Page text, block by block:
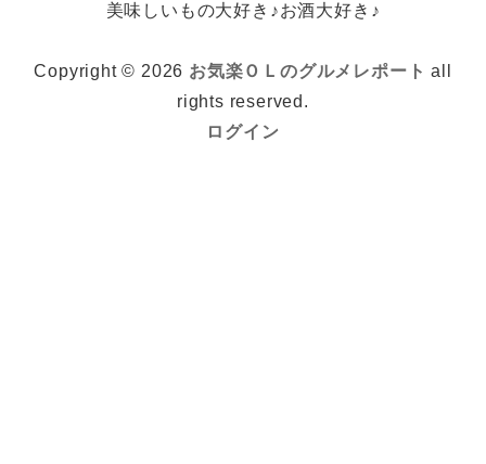
美味しいもの大好き♪お酒大好き♪
Copyright © 2026 お気楽ＯＬのグルメレポート all
rights reserved.
ログイン